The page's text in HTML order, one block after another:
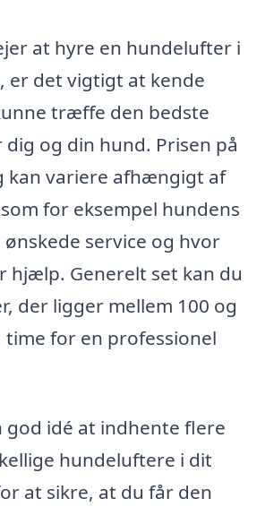
at hyre en hundelufter i
er det vigtigt at kende
træffe den bedste
og din hund. Prisen på
kan variere afhængigt af
for eksempel hundens
service og hvor
hjælp. Generelt set kan du
der ligger mellem 100 og
time for en professionel
god idé at indhente flere
hundeluftere i dit
at sikre, at du får den